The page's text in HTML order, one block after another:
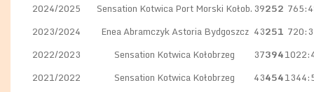
2024/2025 Sensation Kotwica Port Morski Kołob.39252
2023/2024
Enea Abramczyk Astoria Bydgoszcz 43251
2022/2023
Sensation Kotwica Kołobrzeg 37394
2021/2022
Sensation Kotwica Kołobrzeg 43454